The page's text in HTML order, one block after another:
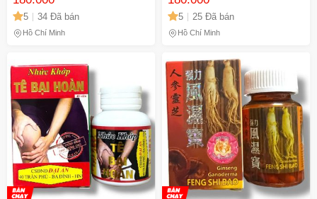
Xứ Malaysia - Hỗ Trợ Sức
Khỏe Khớp 20 Viên - Mã
1121
5 34 Đã bán
Hồ Chí Minh
tay, viêm đa khớp, thoát vị
đĩa đệm - Sản Phẩm Xuất Xứ
Malaysia - Mã 1489
5 25 Đã bán
Hồ Chí Minh